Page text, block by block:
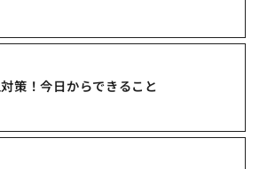
策！今日からできること